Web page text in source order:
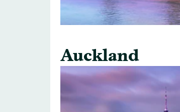
Auckland